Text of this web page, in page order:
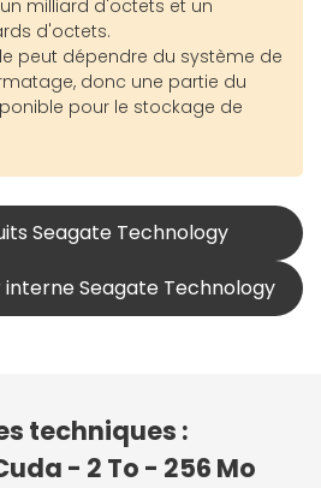
milliard d'octets et un
d'octets.
peut dépendre du système de
donc une partie du
pour le stockage de
Seagate Technology
interne Seagate Technology
techniques :
- 2 To - 256 Mo